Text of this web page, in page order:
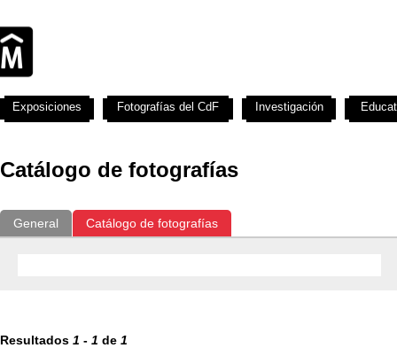
Catálogo de fotografías
General Catálogo de fotografías
Resultados 1 - 1 de 1
Exposiciones Fotografías del CdF Investigación